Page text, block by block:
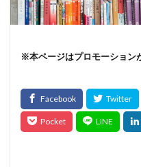
※本ページはプロモーション